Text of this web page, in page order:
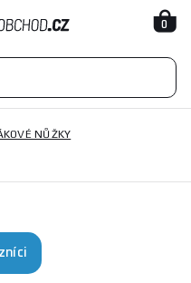
0
NŮŽKY